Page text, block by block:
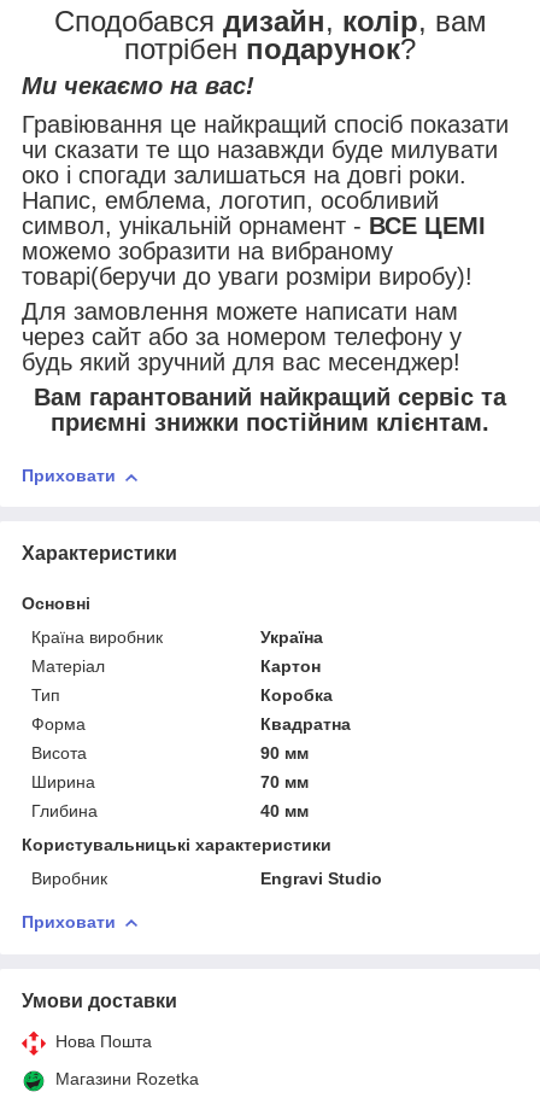
Сподобався дизайн, колір, вам
потрібен подарунок?
Ми чекаємо на вас!
Гравіювання це найкращий спосіб показати
чи сказати те що назавжди буде милувати
око і спогади залишаться на довгі роки.
Напис, емблема, логотип, особливий
символ, унікальній орнамент - ВСЕ ЦЕМІ
можемо зобразити на вибраному
товарі(беручи до уваги розміри виробу)!
Для замовлення можете написати нам
через сайт або за номером телефону у
будь який зручний для вас месенджер!
Вам гарантований найкращий сервіс та
приємні знижки постійним клієнтам.
Приховати
Характеристики
Основні
Країна виробник
Україна
Матеріал
Картон
Тип
Коробка
Форма
Квадратна
Висота
90 мм
Ширина
70 мм
Глибина
40 мм
Користувальницькі характеристики
Виробник
Engravi Studio
Приховати
Умови доставки
Нова Пошта
Магазини Rozetka